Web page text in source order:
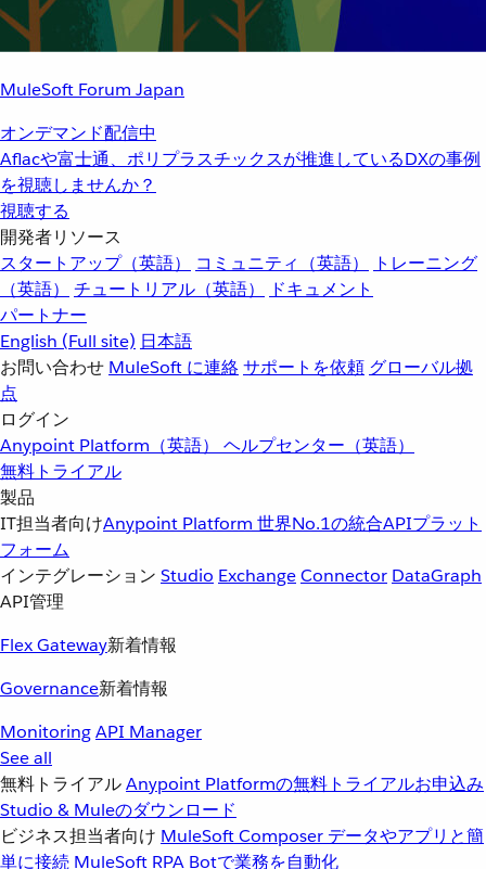
MuleSoft Forum Japan
オンデマンド配信中
Aflacや富士通、ポリプラスチックスが推進しているDXの事例
を視聴しませんか？
視聴する
開発者リソース
スタートアップ（英語）
コミュニティ（英語）
トレーニング
（英語）
チュートリアル（英語）
ドキュメント
パートナー
English (Full site) 日本語
お問い合わせ MuleSoft に連絡サポートを依頼 グローバル拠
点
ログイン
Anypoint Platform（英語） ヘルプセンター（英語）
無料トライアル
製品
IT担当者向けAnypoint Platform 世界No.1の統合APIプラット
フォーム
インテグレーション Studio ExchangeConnector DataGraph
API管理
Flex Gateway新着情報
Governance新着情報
MonitoringAPI Manager
See all
無料トライアルAnypoint Platformの無料トライアルお申込み
Studio & Muleのダウンロード
ビジネス担当者向け MuleSoft Composer データやアプリと簡
単に接続 MuleSoft RPA Botで業務を自動化